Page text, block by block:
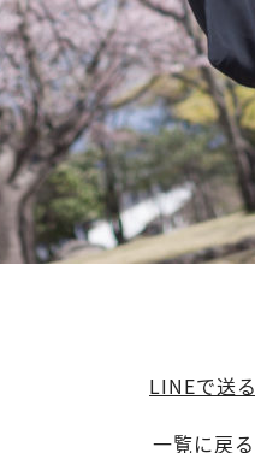
LINEで送る
一覧に戻る